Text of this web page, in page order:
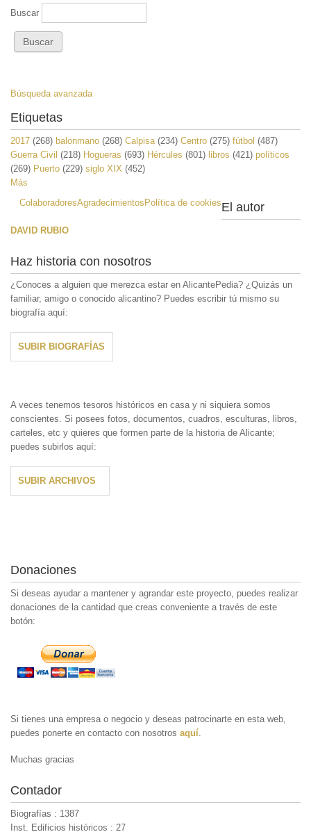
Buscar
Búsqueda avanzada
Etiquetas
2017 (268) balonmano (268) Calpisa(234) Centro (275) fútbol (487)
Guerra Civil (218) Hogueras (693) Hércules (801) libros (421) políticos
(269) Puerto (229) siglo XIX (452)
Más
ColaboradoresAgradecimientosPolítica de cookiesEl autor
DAVID RUBIO
Haz historia con nosotros
¿Conoces a alguien que merezca estar en AlicantePedia? ¿Quizás un
familiar, amigo o conocido alicantino? Puedes escribir tú mismo su
biografía aquí:
SUBIR BIOGRAFÍAS
A veces tenemos tesoros históricos en casa y ni siquiera somos
conscientes. Si posees fotos, documentos, cuadros, esculturas, libros,
carteles, etc y quieres que formen parte de la historia de Alicante;
puedes subirlos aquí:
SUBIR ARCHIVOS
Donaciones
Si deseas ayudar a mantener y agrandar este proyecto, puedes realizar
donaciones de la cantidad que creas conveniente a través de este
botón:
Si tienes una empresa o negocio y deseas patrocinarte en esta web,
puedes ponerte en contacto con nosotros aquí
Muchas gracias
Contador
Biografías : 1387
Inst. Edificios históricos : 27